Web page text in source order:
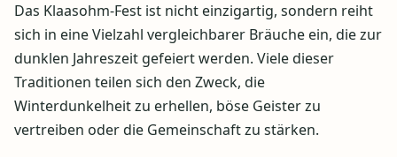
Das Klaasohm-Fest ist nicht einzigartig, sondern reiht
sich in eine Vielzahl vergleichbarer Bräuche ein, die zur
dunklen Jahreszeit gefeiert werden. Viele dieser
Traditionen teilen sich den Zweck, die
Winterdunkelheit zu erhellen, böse Geister zu
vertreiben oder die Gemeinschaft zu stärken.